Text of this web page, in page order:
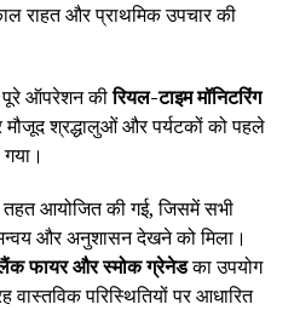
राहत और प्राथमिक उपचार की
पूरे ऑपरेशन कीरियल-टाइम मॉनिटरिंग
मौजूद श्रद्धालुओं और पर्यटकों को पहले
आयोजित की गई, जिसमें सभी
और अनुशासन देखने को मिला।
फायर और स्मोक ग्रेनेडका उपयोग
वास्तविक परिस्थितियों पर आधारित